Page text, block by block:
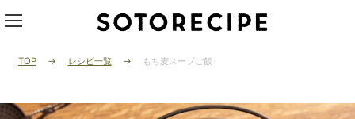
TOP レシピ一覧 もち麦スープご飯